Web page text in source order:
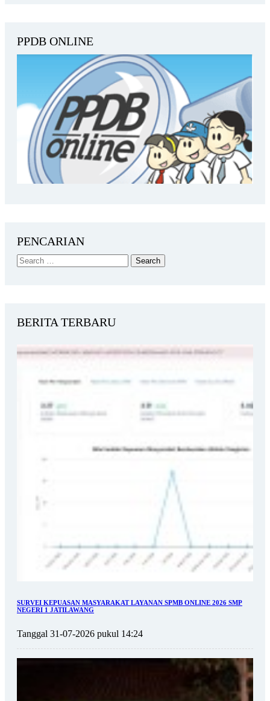
PPDB ONLINE
PENCARIAN
BERITA TERBARU
SURVEI KEPUASAN MASYARAKAT LAYANAN SPMB ONLINE 2026 SMP
NEGERI 1 JATILAWANG
Tanggal 31-07-2026 pukul 14:24